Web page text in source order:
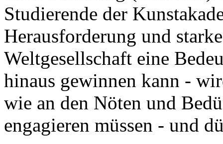
Studierende der
Herausforderung und
Weltgesellschaft eine
hinaus gewinnen kann -
wie an den Nöten und
engagieren müssen - und